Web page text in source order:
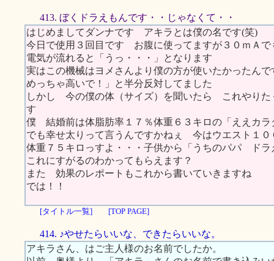
413. ぼくドラえもんです・・じゃなくて・・
はじめましてダンナです アキラとは僕の名です(笑)
今日で使用３回目です お腹に使ってますが３０ｍＡで
電気が流れると「うっ・・・」となります
実はこの機械はヨメさんより僕の方が使いたかったん
めっちゃ高いで！」と半分反対してました
しかし 今の僕の体（サイズ）を聞いたら これやりた
す
僕 結婚前は体脂肪率１７％体重６３キロの「ええカラ
でも幸せ太りって言うんですかねぇ 今はウエスト１
体重７５キロっすよ・・・子供から「うちのパパ ドラ
これにすがるのわかってもらえます？
また 効果のレポートもこれから書いていきますね
では！！
[タイトル一覧] [TOP PAGE]
414. ♪やせたらいいな、できたらいいな。
アキラさん、はご主人様のお名前でしたか。